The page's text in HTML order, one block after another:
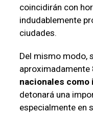
coincidirán con
indudablemente
ciudades.
Del mismo modo,
aproximadamente
nacionales
detonará una
especialmente en